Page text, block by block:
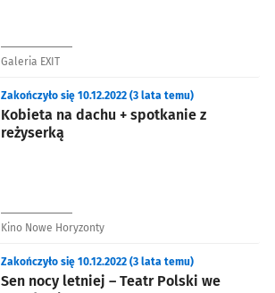
Galeria EXIT
Kobieta na dachu + spotkanie z
reżyserką
Zakończyło się 10.12.2022 (3 lata temu)
Kino Nowe Horyzonty
Sen nocy letniej – Teatr Polski we
Zakończyło się 10.12.2022 (3 lata temu)